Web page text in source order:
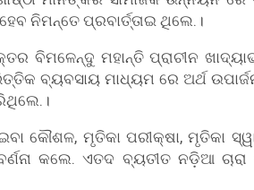
ନିମନ୍ତେ ପ୍ରବାର୍ତ୍ତାଇ ଥିଲେ.।
ବିମଳେନ୍ଦୁ ମହାନ୍ତି ପ୍ରାଚୀନ
ବ୍ୟବସାୟ ମାଧ୍ୟମ ରେ ଅର୍ଥ
କୌଶଳ, ମୃତିକା ପରୀକ୍ଷା, ମୃତିକା
କଲେ. ଏତଦ ବ୍ୟତୀତ ନଡ଼ିଆ ଚାରା